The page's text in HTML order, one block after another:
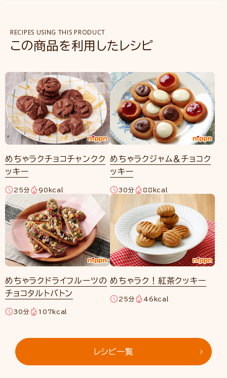
RECIPES USING THIS PRODUCT
この商品を利用したレシピ
レシピ一覧
めちゃラクチョコチャンクク
ッキー
25分 90kcal
めちゃラクジャム＆チョコク
ッキー
30分 88kcal
めちゃラクドライフルーツの
チョコタルトバトン
30分 107kcal
めちゃラク！紅茶クッキー
25分 46kcal